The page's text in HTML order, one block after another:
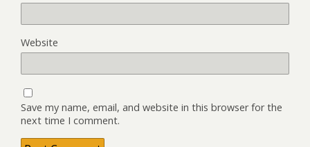
Website
Save my name, email, and website in this browser for the
next time I comment.